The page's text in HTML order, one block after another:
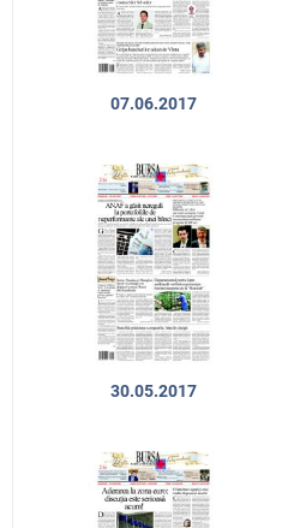
07.06.2017
30.05.2017